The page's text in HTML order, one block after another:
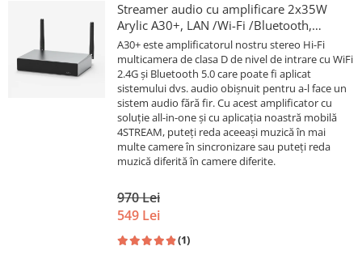
Streamer audio cu amplificare 2x35W
Arylic A30+, LAN /Wi-Fi /Bluetooth,
24bit/192kHz, Multiroom
A30+ este amplificatorul nostru stereo Hi-Fi
multicamera de clasa D de nivel de intrare cu WiFi
2.4G și Bluetooth 5.0 care poate fi aplicat
sistemului dvs. audio obișnuit pentru a-l face un
sistem audio fără fir. Cu acest amplificator cu
soluție all-in-one și cu aplicația noastră mobilă
4STREAM, puteți reda aceeași muzică în mai
multe camere în sincronizare sau puteți reda
muzică diferită în camere diferite.
970 Lei
549 Lei
(1)